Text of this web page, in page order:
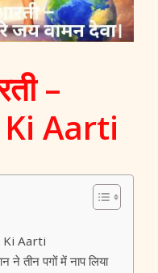
–
Aarti
Ki Aarti
ने तीन पगों में नाप लिया